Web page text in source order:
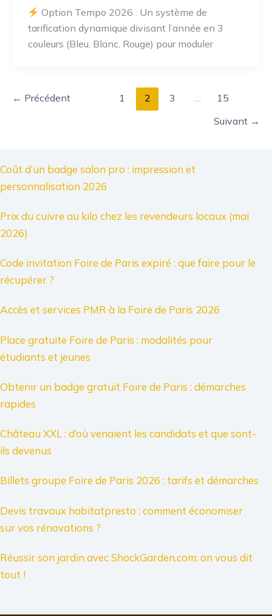
Option Tempo 2026 : Un système de
tarification dynamique divisant l’année en 3
couleurs (Bleu, Blanc, Rouge) pour moduler
← Précédent 1 2 3 …
15
Suivant →
Coût d’un badge salon pro : impression et
personnalisation 2026
Prix du cuivre au kilo chez les revendeurs locaux (mai
2026)
Code invitation Foire de Paris expiré : que faire pour le
récupérer ?
Accès et services PMR à la Foire de Paris 2026
Place gratuite Foire de Paris : modalités pour
étudiants et jeunes
Obtenir un badge gratuit Foire de Paris : démarches
rapides
Château XXL : d’où venaient les candidats et que sont-
ils devenus
Billets groupe Foire de Paris 2026 : tarifs et démarches
Devis travaux habitatpresto : comment économiser
sur vos rénovations ?
Réussir son jardin avec ShockGarden.com: on vous dit
tout !